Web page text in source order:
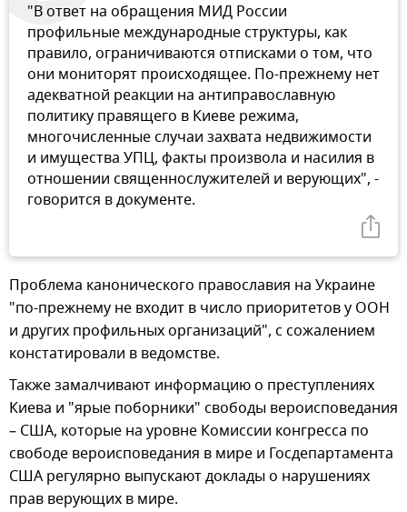
"В ответ на обращения МИД России
профильные международные структуры, как
правило, ограничиваются отписками о том, что
они мониторят происходящее. По-прежнему нет
адекватной реакции на антиправославную
политику правящего в Киеве режима,
многочисленные случаи захвата недвижимости
и имущества УПЦ, факты произвола и насилия в
отношении священнослужителей и верующих", -
говорится в документе.
Проблема канонического православия на Украине
"по-прежнему не входит в число приоритетов у ООН
и других профильных организаций", с сожалением
констатировали в ведомстве.
Также замалчивают информацию о преступлениях
Киева и "ярые поборники" свободы вероисповедания
– США, которые на уровне Комиссии конгресса по
свободе вероисповедания в мире и Госдепартамента
США регулярно выпускают доклады о нарушениях
прав верующих в мире.